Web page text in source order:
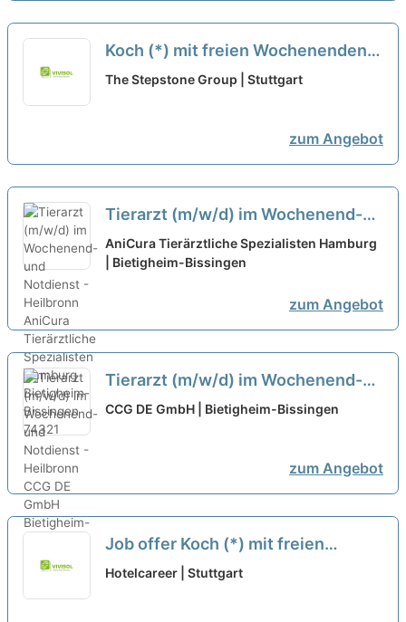
Koch (*) mit freien Wochenenden
in Stuttgart bei Genuss & Harmonie
The Stepstone Group | Stuttgart
zum Angebot
Tierarzt (m/w/d) im Wochenend-
und Notdienst - Heilbronn
AniCura Tierärztliche Spezialisten Hamburg
| Bietigheim-Bissingen
zum Angebot
Tierarzt (m/w/d) im Wochenend-
und Notdienst - Heilbronn neu
CCG DE GmbH | Bietigheim-Bissingen
zum Angebot
Job offer Koch (*) mit freien
Wochenenden in Stuttgart at
Hotelcareer | Stuttgart